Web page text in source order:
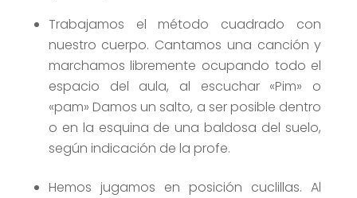
Trabajamos el método cuadrado con
nuestro cuerpo. Cantamos una canción y
marchamos libremente ocupando todo el
espacio del aula, al escuchar «Pim» o
«pam» Damos un salto, a ser posible dentro
o en la esquina de una baldosa del suelo,
según indicación de la profe.
Hemos jugamos en posición cuclillas. Al